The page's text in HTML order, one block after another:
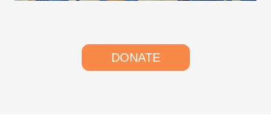
DONATE